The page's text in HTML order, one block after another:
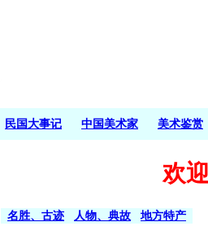
民国大事记 中国美术家 美术鉴赏
欢
名胜、古迹 人物、典故 地方特产